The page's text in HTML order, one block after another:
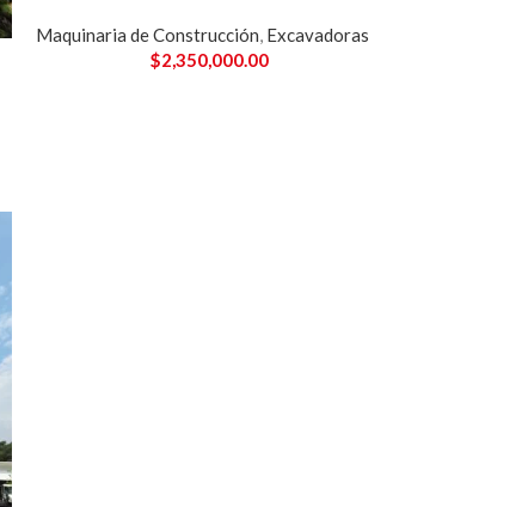
Maquinaria de Construcción, Excavadoras
$2,350,000.00